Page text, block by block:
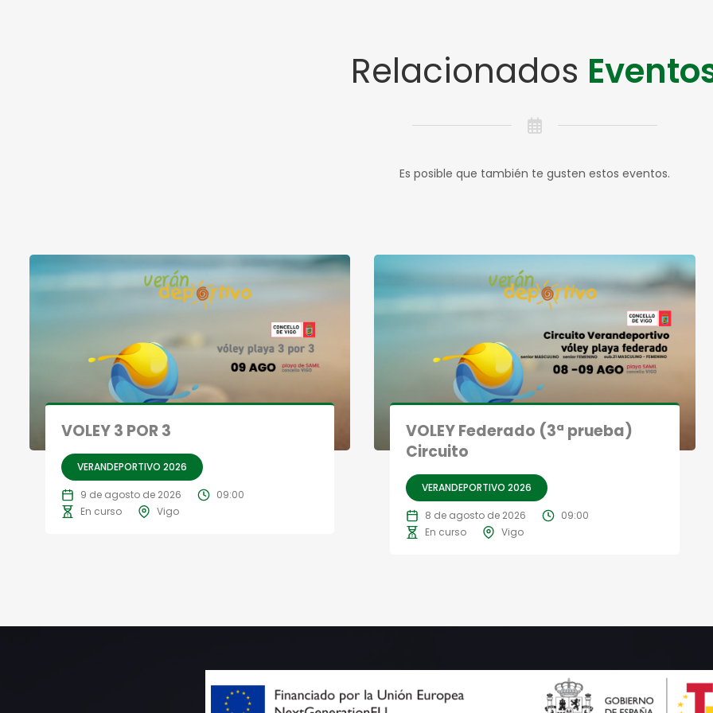
Relacionados
Es posible que también te gusten estos eventos.
VOLEY 3 POR 3
VERANDEPORTIVO 2026
9 de agosto de 2026
09:00
En curso
Vigo
VOLEY Federado (3ª prueba)
Circuito
VERANDEPORTIVO 2026
8 de agosto de 2026
09:00
En curso
Vigo